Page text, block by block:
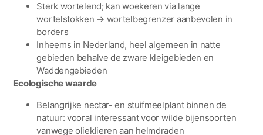
Sterk wortelend; kan woekeren via lange
wortelstokken → wortelbegrenzer aanbevolen in
borders
Inheems in Nederland, heel algemeen in natte
gebieden behalve de zware kleigebieden en
Waddengebieden
Ecologische waarde
Belangrijke nectar- en stuifmeelplant binnen de
natuur: vooral interessant voor wilde bijensoorten
vanwege olieklieren aan helmdraden